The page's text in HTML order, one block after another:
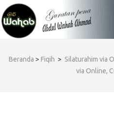
Skip
to
content
(Press
Beranda > Fiqih > Silaturahim via
via Online,